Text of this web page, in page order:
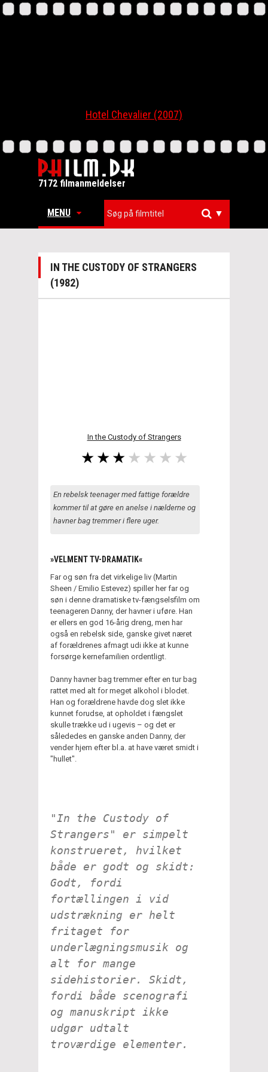
Hotel Chevalier (2007)
7172 filmanmeldelser
MENU ▼
IN THE CUSTODY OF STRANGERS
(1982)
In the Custody of Strangers
En rebelsk teenager med fattige forældre
kommer til at gøre en anelse i nælderne og
havner bag tremmer i flere uger.
»VELMENT TV-DRAMATIK«
Far og søn fra det virkelige liv (Martin
Sheen / Emilio Estevez) spiller her far og
søn i denne dramatiske tv-fængselsfilm om
teenageren Danny, der havner i uføre. Han
er ellers en god 16-årig dreng, men har
også en rebelsk side, ganske givet næret
af forældrenes afmagt udi ikke at kunne
forsørge kernefamilien ordentligt.
Danny havner bag tremmer efter en tur bag
rattet med alt for meget alkohol i blodet.
Han og forældrene havde dog slet ikke
kunnet forudse, at opholdet i fængslet
skulle trække ud i ugevis – og det er
sålededes en ganske anden Danny, der
vender hjem efter bl.a. at have været smidt i
"hullet".
"In the Custody of
Strangers" er simpelt
konstrueret, hvilket
både er godt og skidt:
Godt, fordi
fortællingen i vid
udstrækning er helt
fritaget for
underlægningsmusik og
alt for mange
sidehistorier. Skidt,
fordi både scenografi
og manuskript ikke
udgør udtalt
troværdige elementer.